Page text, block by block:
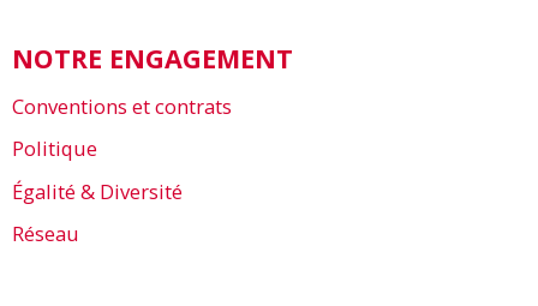
NOTRE ENGAGEMENT
Conventions et contrats
Politique
Égalité & Diversité
Réseau